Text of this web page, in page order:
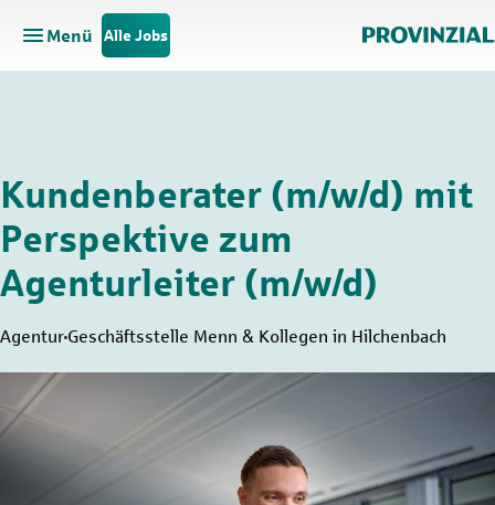
Zum Hauptinhalt springen
Zur Navigation springen
Menü
Hauptnavigation öffnen
Alle Jobs
Kundenberater (m/w/d) mit
Perspektive zum
Agenturleiter (m/w/d)
Agentur Geschäftsstelle Menn & Kollegen in Hilchenbach